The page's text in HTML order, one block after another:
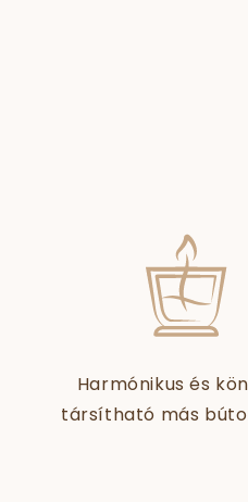
Harmónikus és
társítható más